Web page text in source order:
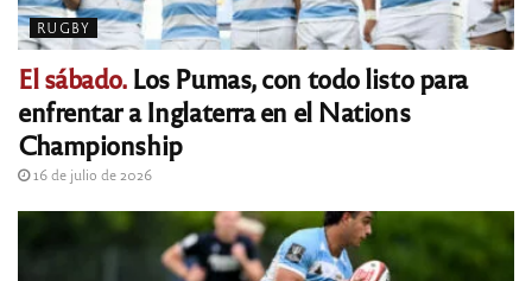
RUGBY
El sábado.Los Pumas, con todo listo para
enfrentar a Inglaterra en el Nations
Championship
16 de julio de 2026